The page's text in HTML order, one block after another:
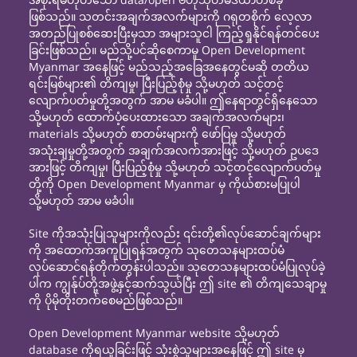
ဖြစ်သည်။ သတင်းအချက်အလက်များကို ဂရုတစိုက် လေ့လာ
အတည်ပြုစစ်ဆေးပြီးမှသာ အများသူငါ ကြည့်ရှုနိုင်ရန်တင်ပေး
ခြင်းဖြစ်သည်။ မည်သို့ပင်ဆိုစေကာမူ Open Development
Myanmar အနေဖြင့် မည်သည့်အခြေအနေတွင်မဆို တတိယ
ရင်းမြစ်များ၏ တိကျမှု၊ ပြီးပြည့်စုံမှု သို့မဟုတ် သင့်တင့်
လျောက်ပတ်မှုတို့အတွက် အာမ မခံပါ။ ဤနေရာတွင်ရှိနေသော
သို့မဟုတ် ထောက်ပံ့ပေးထားသော အချက်အလက်များ၊
materials သို့မဟုတ် စာတမ်းများကို ဖော်ပြမှု သို့မဟုတ်
အသုံးချမှုတို့အတွက် အချက်အလက်အားဖြင့် သို့မဟုတ် ဥပဒေ
အားဖြင့် တိကျမှု၊ ပြီးပြည့်စုံမှု သို့မဟုတ် သင့်တင့်လျောက်ပတ်မှု
တို့ကို Open Development Myanmar မှ ကိုယ်စားမပြုပါ
သို့မဟုတ် အာမ မခံပါ။
Site ကိုအသုံးပြုသူများကိုလည်း ၎င်းတို့၏လုပ်ဆောင်ချက်များ
ကို အထောက်အကူပြုရန်အတွက် သုတေသနများထပ်မံ
လုပ်ဆောင်ရန်တိုက်တွန်းပါသည်။ သုတေသနများထပ်မံပြုလုပ်ခဲ့
ပါက ကျွန်ုပ်တို့အဖွဲ့နှင့်ဆက်သွယ်ပြီး ဤ site ၏ တိကျသေချာမှု
ကို ပိုမိုတိုးတက်စေမည်ဖြစ်သည်။
Open Development Myanmar website သို့မဟုတ်
database ကိုရယူခြင်းဖြင့် သုံးစွဲသူများအနေဖြင့် ဤ site မှ